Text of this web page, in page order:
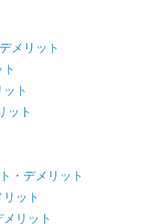
メリット
ト
ット
・デメリット
ット
リット